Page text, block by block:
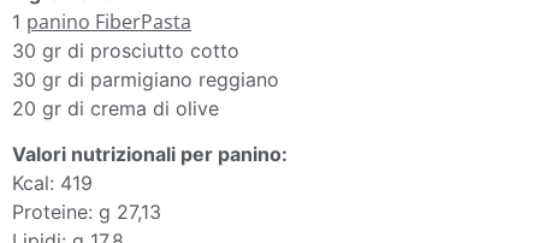
1 panino FiberPasta
30 gr di prosciutto cotto
30 gr di parmigiano reggiano
20 gr di crema di olive
Valori nutrizionali per panino:
Kcal: 419
Proteine: g 27,13